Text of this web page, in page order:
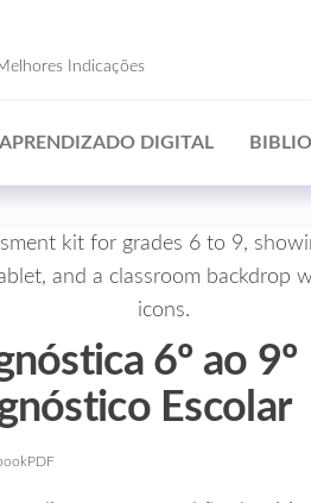
Indicações
APRENDIZADO DIGITAL
6º ao
Escolar